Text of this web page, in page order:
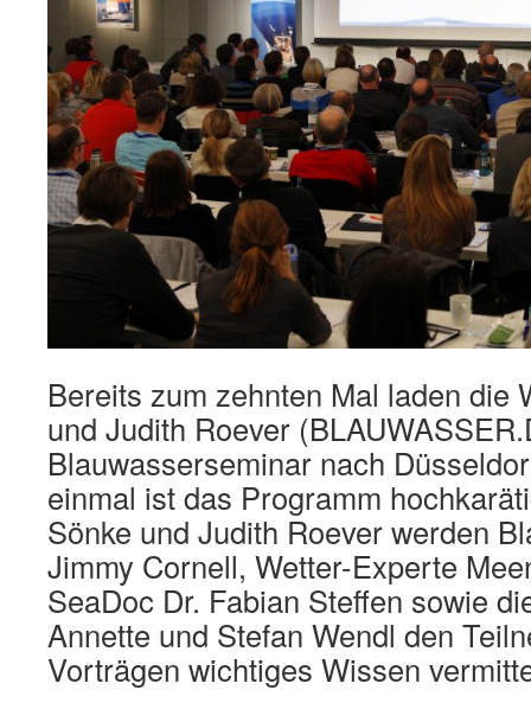
Bereits zum zehnten Mal laden die
und Judith Roever
Blauwasserseminar nach
einmal ist das Programm
Sönke und Judith Roever werden
Jimmy Cornell, Wetter-Experte
SeaDoc Dr. Fabian Steffen sowie
Annette und Stefan Wendl den
Vorträgen wichtiges Wissen